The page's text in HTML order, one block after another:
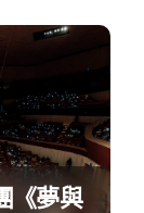
《夢與